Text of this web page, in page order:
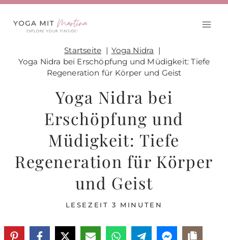
Zum
Inhalt
springen
Startseite
Yoga Nidra
Yoga Nidra bei Erschöpfung und Müdigkeit: Tiefe
Regeneration für Körper und Geist
Yoga Nidra bei
Erschöpfung und
Müdigkeit: Tiefe
Regeneration für Körper
und Geist
LESEZEIT 3 MINUTEN